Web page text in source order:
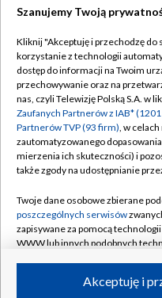
Abonament TVP
Emisja w TVP
Centrum informacji TVP
Naziemna Telewizja
Rada Programowa
System NOS
Informacje o nadawcy
Program dla prasy
Szanujemy Twoją
Kliknij "Akceptuję i przechodzę do
korzystanie z technologii
dostęp do informacji na Twoim
przechowywanie oraz na
nas, czyli Telewizję Polską S.A. w
Zaufanych Partnerów z IAB*
Partnerów TVP (93 firm), w
zautomatyzowanego
mierzenia ich skuteczności) i
także zgody na udostępnianie
Twoje dane osobowe zbierane
poszczególnych serwisów
zapisywane za pomocą
WWW lub innych podobnych
ruchu w Internecie.Akceptuję i